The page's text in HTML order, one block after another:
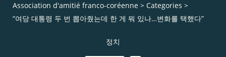
Association d'amitié franco-coréenne > Categories >
“여당 대통령 두 번 뽑아줬는데 한 게 뭐 있나…변화를 택했다”
정치